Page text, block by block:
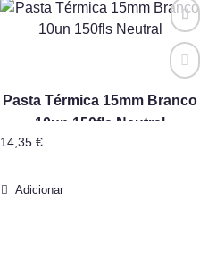
Pasta Térmica 15mm Branco
10un 150fls Neutral
14,35 €
Adicionar